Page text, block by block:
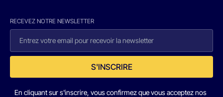
RECEVEZ NOTRE NEWSLETTER
S'INSCRIRE
En cliquant sur s'inscrire, vous confirmez que vous acceptez nos